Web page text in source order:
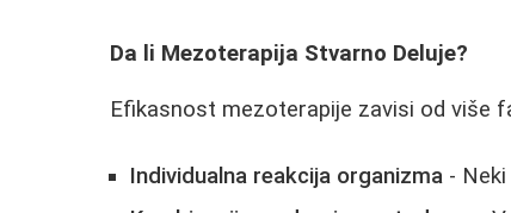
Da li Mezoterapija Stvarno Deluje?
Efikasnost mezoterapije zavisi od više
Individualna reakcija organizma -